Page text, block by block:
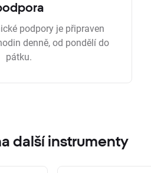
podpory je připraven
denně, od pondělí do
pátku.
další instrumenty